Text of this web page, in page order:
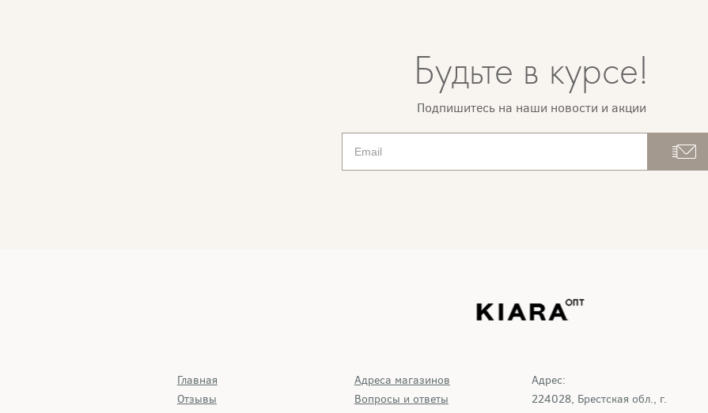
Будьте в курсе!
Подпишитесь на наши новости и акции
Главная
Отзывы
Адреса магазинов
Вопросы и ответы
Адрес:
224028, Брестская обл., г.